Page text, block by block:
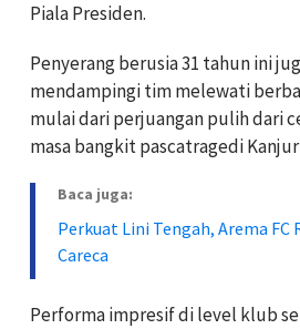
Piala Presiden.
Penyerang berusia 31 tahun ini
mendampingi tim melewati
mulai dari perjuangan pulih dari
masa bangkit pascatragedi
Baca juga:
Perkuat Lini Tengah, Arema FC
Careca
Performa impresif di level klub